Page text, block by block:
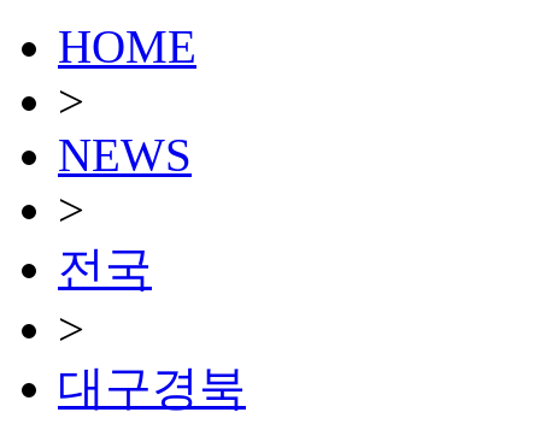
HOME
>
NEWS
>
전국
>
대구경북